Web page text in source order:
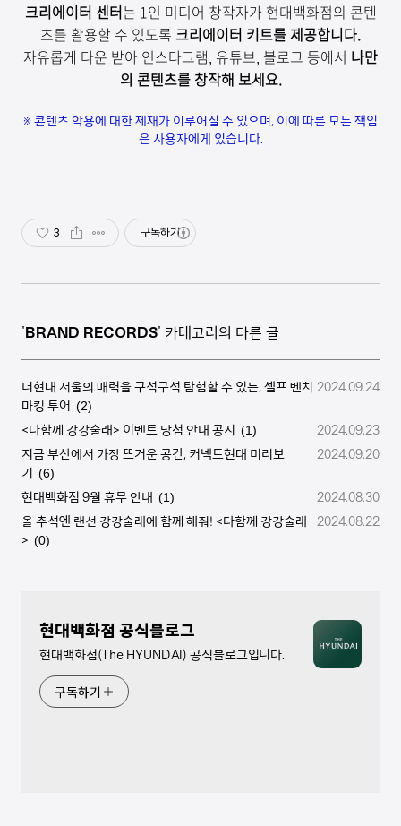
크리에이터 센터는 1인 미디어 창작자가 현대백화점의 콘텐
츠를 활용할 수 있도록 크리에이터 키트를 제공합니다.
자유롭게 다운 받아 인스타그램, 유튜브, 블로그 등에서 나만
의 콘텐츠를 창작해 보세요.
※ 콘텐츠 악용에 대한 제재가 이루어질 수 있으며, 이에 따른 모든 책임
은 사용자에게 있습니다.
3 구독하기
'BRAND RECORDS' 카테고리의 다른 글
더현대 서울의 매력을 구석구석 탐험할 수 있는, 셀프 벤치
마킹 투어 (2)
2024.09.24
<다함께 강강술래> 이벤트 당첨 안내 공지 (1)
2024.09.23
지금 부산에서 가장 뜨거운 공간, 커넥트현대 미리보
기
(6)
2024.09.20
현대백화점 9월 휴무 안내 (1)
2024.08.30
올 추석엔 랜선 강강술래에 함께 해줘! <다함께 강강술래
> (0)
2024.08.22
현대백화점 공식블로그
현대백화점(The HYUNDAI) 공식블로그입니다.
구독하기